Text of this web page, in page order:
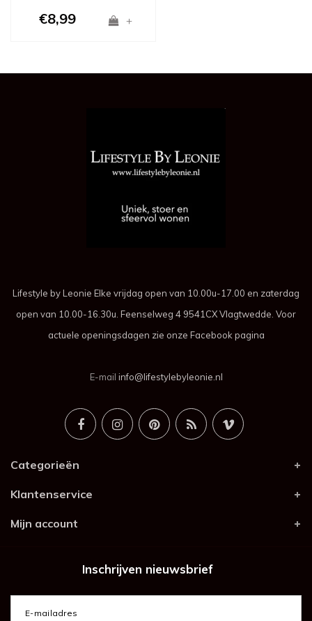
€8,99 +
Lifestyle by Leonie Elke vrijdag open van 10.00u-17.00 en zaterdag
open van 10.00-16.30u. Feenselweg 4 9541CX Vlagtwedde. Voor
actuele openingsdagen zie onze Facebook pagina
E-mail info@lifestylebyleonie.nl
Categorieën
Klantenservice
Mijn account
Inschrijven nieuwsbrief